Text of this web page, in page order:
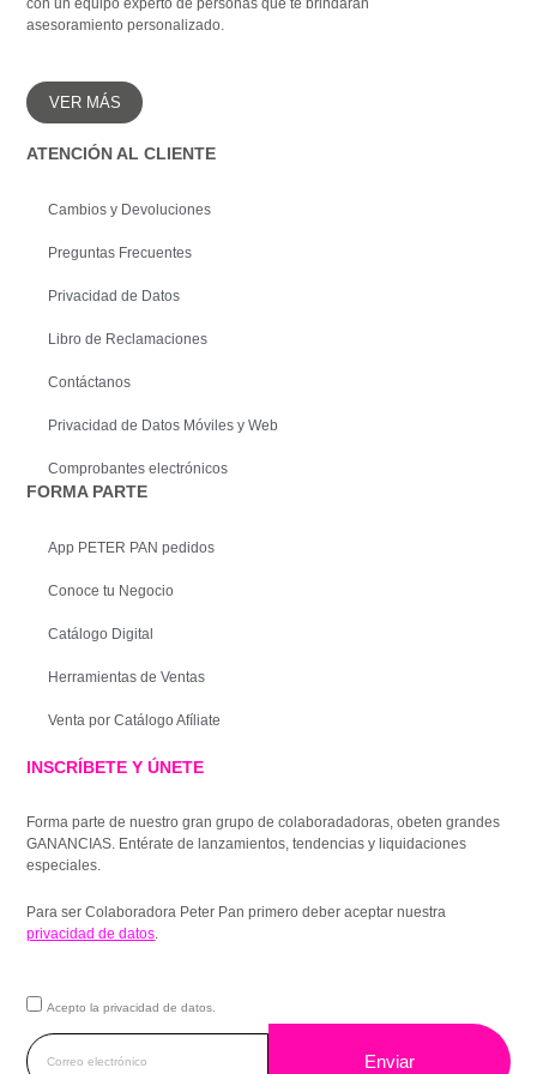
rápida atención
asesoramiento personalizado.
VER MÁS
ATENCIÓN AL CLIENTE
Cambios y Devoluciones
Preguntas Frecuentes
Privacidad de Datos
Libro de Reclamaciones
Contáctanos
Privacidad de Datos Móviles y Web
Comprobantes electrónicos
FORMA PARTE
App PETER PAN pedidos
Conoce tu Negocio
Catálogo Digital
Herramientas de Ventas
Venta por Catálogo Afíliate
INSCRÍBETE Y ÚNETE
Forma parte de nuestro gran grupo de colaboradadoras, obeten grandes
GANANCIAS. Entérate de lanzamientos, tendencias y liquidaciones
especiales.
Para ser Colaboradora Peter Pan primero deber aceptar nuestra
privacidad de datos.
Acepto la privacidad de datos.
Enviar